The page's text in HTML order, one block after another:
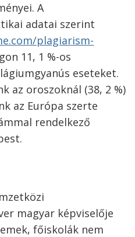
A
adatai szerint
plagiarism-
11, 1 %-os
eseteket.
az oroszoknál (38, 2 %)
az Európa szerte
rendelkező
magyar képviselője
főiskolák nem